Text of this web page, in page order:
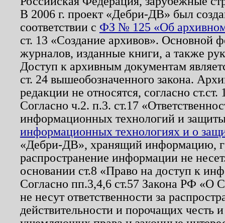
В 2006 г. проект «Дебри-ДВ» был
соответствии с ФЗ № 125 «Об
ст. 13 «Создание архивов». Основной
журналов, изданные книги, а также
Доступ к архивным документам
ст. 24 вышеобозначенного закона.
редакции не относятся, согласно
Согласно ч.2. п.3. ст.17
информационных технологий и
информационных технологиях и о
«Дебри-ДВ», хранящий информацию,
распространение информации не
основании ст.8 «Право на доступ к
Согласно пп.3,4,6 ст.57 Закона РФ «О
не несут ответственности за
действительности и порочащих честь